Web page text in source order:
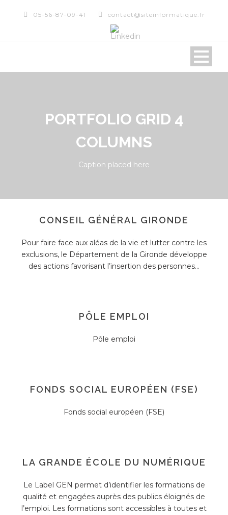
05-56-87-09-41 contact@siteinformatique.fr
PORTFOLIO GRID 4
COLUMNS
Caption placed here
CONSEIL GÉNÉRAL GIRONDE
Pour faire face aux aléas de la vie et lutter contre les
exclusions, le Département de la Gironde développe
des actions favorisant l’insertion des personnes...
PÔLE EMPLOI
Pôle emploi
FONDS SOCIAL EUROPÉEN (FSE)
Fonds social européen (FSE)
LA GRANDE ÉCOLE DU NUMÉRIQUE
Le Label GEN permet d’identifier les formations de
qualité et engagées auprès des publics éloignés de
l’emploi. Les formations sont accessibles à toutes et